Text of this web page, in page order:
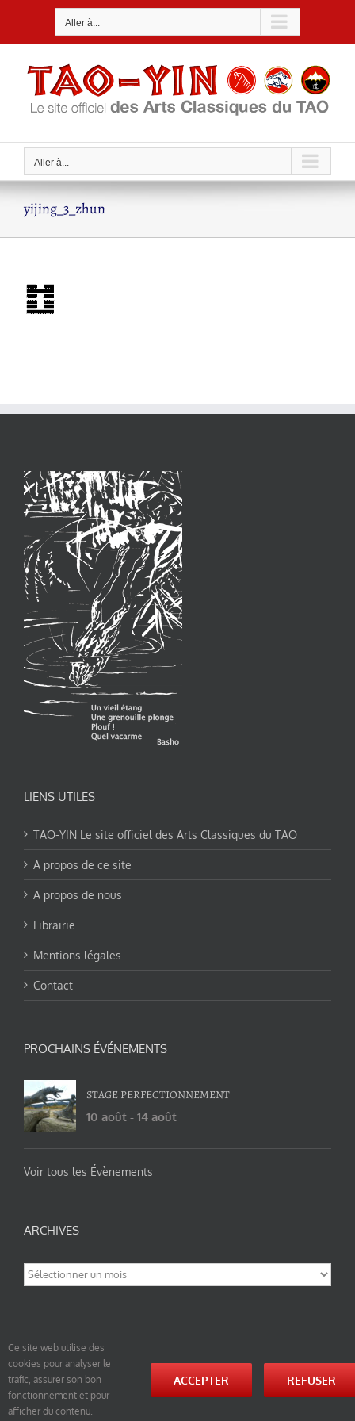
Aller à...
Aller à...
yijing_3_zhun
LIENS UTILES
TAO-YIN Le site officiel des Arts Classiques du TAO
A propos de ce site
A propos de nous
Librairie
Mentions légales
Contact
PROCHAINS ÉVÉNEMENTS
STAGE PERFECTIONNEMENT
10 août - 14 août
Voir tous les Évènements
ARCHIVES
Archives
© tao-yin.co © TAO-YIN.fr Georges Charles, Hormis les pages https://tao-yin.fr/georges-charles/
et https://tao-yin.fr/san-yiquan-le-poing-des-trois-harmonies/ sous licence Creative Commons
Paternité-Partage des Conditions Initiales à l’Identique 3.0 Unported (photos de ces pages non
Ce site web utilise des
cookies pour analyser le
trafic, assurer son bon
fonctionnement et pour
afficher du contenu.
ACCEPTER REFUSER